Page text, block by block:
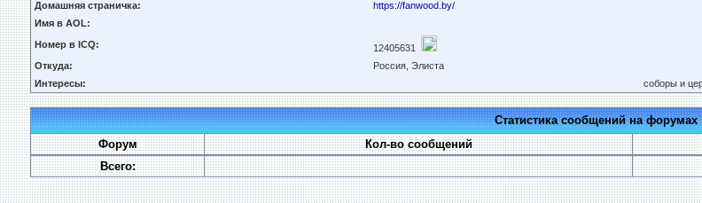
Домашняя страничка:
https://fanwood.by/
Имя в AOL:
Номер в ICQ:
12405631
Откуда:
Россия, Элиста
Интересы:
соборы и
Статистика сообщений на форумах
Форум
Кол-во сообщений
Всего: